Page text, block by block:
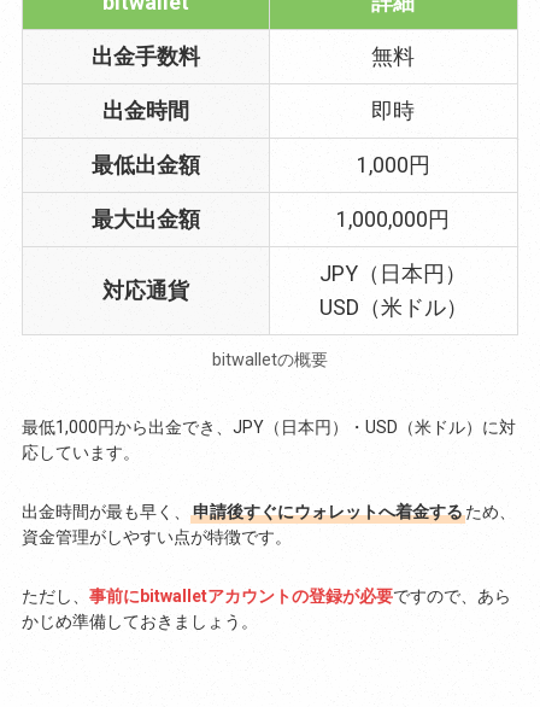
出金手数料 無料
出金時間 即時
最低出金額 1,000円
最大出金額 1,000,000円
対応通貨
JPY（日本円）
USD（米ドル）
bitwalletの概要
最低1,000円から出金でき、JPY（日本円）・USD（米ドル）に対
応しています。
出金時間が最も早く、 申請後すぐにウォレットへ着金するため、
資金管理がしやすい点が特徴です。
ただし、 事前にbitwalletアカウントの登録が必要ですので、あら
かじめ準備しておきましょう。